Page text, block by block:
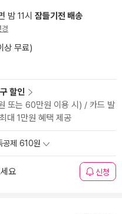
밤 11시 잠들기전 배송
경
상 무료)
할인
또는 60만원 이용 시) / 카드 발
대 1만원 혜택 제공
공제 610원
요 신청